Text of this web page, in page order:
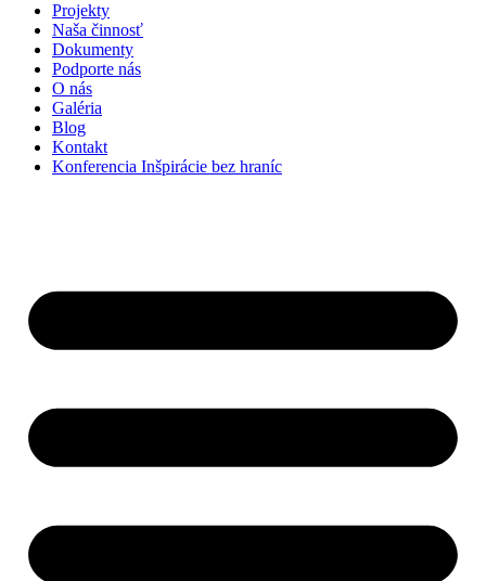
Projekty
Naša činnosť
Dokumenty
Podporte nás
O nás
Galéria
Blog
Kontakt
Konferencia Inšpirácie bez hraníc